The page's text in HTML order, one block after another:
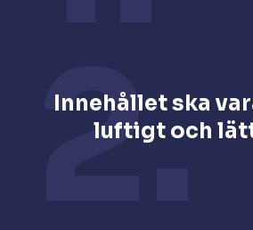
2.
Innehållet ska
luftigt och